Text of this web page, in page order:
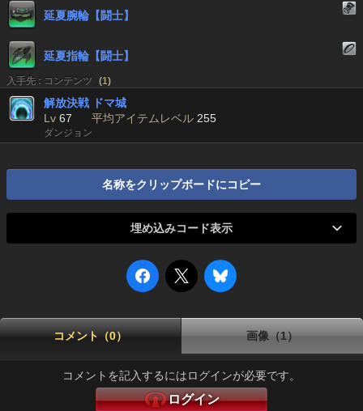
延夏腕輪【闘士】
延夏指輪【闘士】
入手先 : コンテンツ (1)
解放決戦 ドマ城
Lv 67 平均アイテムレベル 255
ダンジョン
名称をクリップボードにコピー
埋め込みコード表示
コメント（0） 画像（1）
コメントを記入するにはログインが必要です。
ログイン